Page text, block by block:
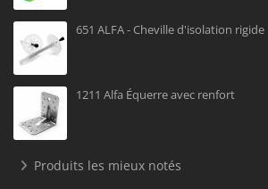
651 ALFA - Cheville d'isolation rigide
1211 Alfa Équerre avec renfort
Produits les mieux notés